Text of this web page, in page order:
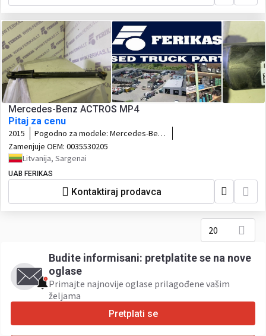
Mercedes-Benz ACTROS MP4
Pitaj za cenu
2015 Pogodno za modele: Mercedes-Benz
ACTROS MP4
Zamenjuje OEM: 0035530205
Litvanija, Sargenai
UAB FERIKAS
Kontaktiraj prodavca
20
Budite informisani: pretplatite se na nove
oglase
Primajte najnovije oglase prilagođene vašim
željama ​
Pretplati se